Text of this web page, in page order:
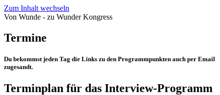
Zum Inhalt wechseln
Von Wunde - zu Wunder Kongress
Termine
Du bekommst jeden Tag die Links zu den Programmpunkten auch per Email
zugesandt.
Terminplan für das Interview-Programm